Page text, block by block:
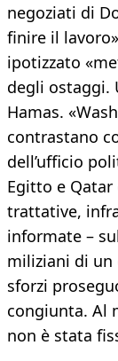
negoziati di
finire il
ipotizzato
degli ostaggi.
Hamas.
contrastano
dell’ufficio
Egitto e
trattative,
informate –
miliziani di un
sforzi
congiunta. Al
non è stata